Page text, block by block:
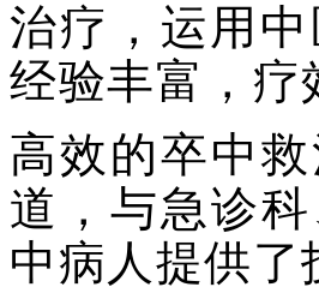
治疗，运用
经验丰富，疗
高效的卒中
道，与急诊
中病人提供了